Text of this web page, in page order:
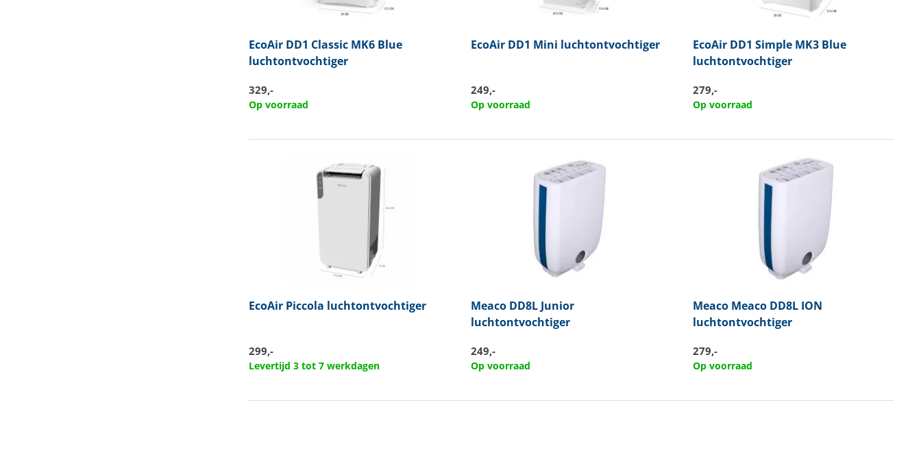
EcoAir DD1 Classic MK6 Blue
luchtontvochtiger
329,-
Op voorraad
EcoAirDD1 Mini luchtontvochtiger
249,-
Op voorraad
EcoAirDD1 Simple MK3 Blue
luchtontvochtiger
279,-
Op voorraad
EcoAir Piccola luchtontvochtiger
299,-
Levertijd 3 tot 7 werkdagen
MeacoDD8L Junior
luchtontvochtiger
249,-
Op voorraad
MeacoMeaco DD8L ION
luchtontvochtiger
279,-
Op voorraad